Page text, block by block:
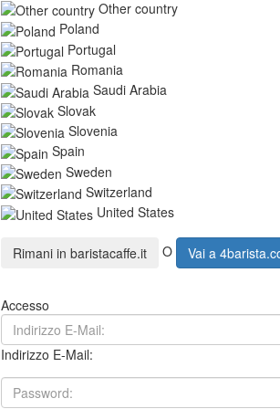
Other country
Poland
Portugal
Romania
Saudi Arabia
Slovak
Slovenia
Spain
Sweden
Switzerland
United States
Rimani in baristacaffe.it O Vai a
Accesso
Indirizzo E-Mail: